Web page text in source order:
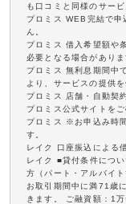
も口コミと同様のサー
プロミス WEB完結で申
ん。
プロミス 借入希望額や
必要となる場合がありま
プロミス 無利息期間中
より、サービスの提供
プロミス 店舗・自動契
プロミス公式サイトを
プロミス ※お申込み時
す。
レイク 口座振込による
レイク ■貸付条件につ
方（パート・アルバイ
お取引期間中に満71歳
きます。 ご融資額：1